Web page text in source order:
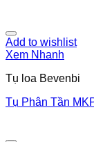
Add to wishlist
Xem Nhanh
Tụ loa Bevenbi
Tụ Phân Tần